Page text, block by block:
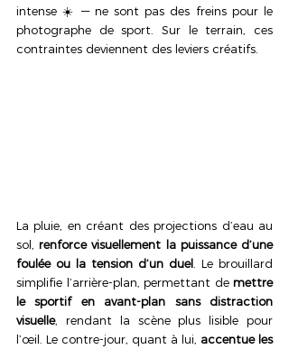
intense ☀️ — ne sont pas des freins pour le
photographe de sport. Sur le terrain, ces
contraintes deviennent des leviers créatifs.
La pluie, en créant des projections d’eau au
sol, renforce visuellement la puissance d’une
foulée ou la tension d’un duel. Le brouillard
simplifie l’arrière-plan, permettant de mettre
le sportif en avant-plan sans distraction
visuelle, rendant la scène plus lisible pour
l’œil. Le contre-jour, quant à lui, accentue les